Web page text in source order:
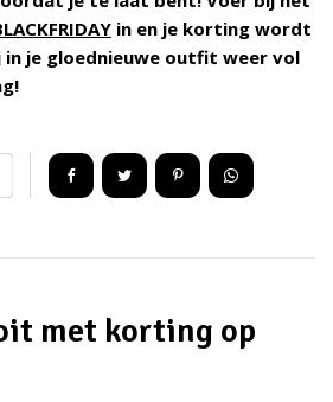
in en je korting wordt
in je gloednieuwe outfit weer vol
met korting op